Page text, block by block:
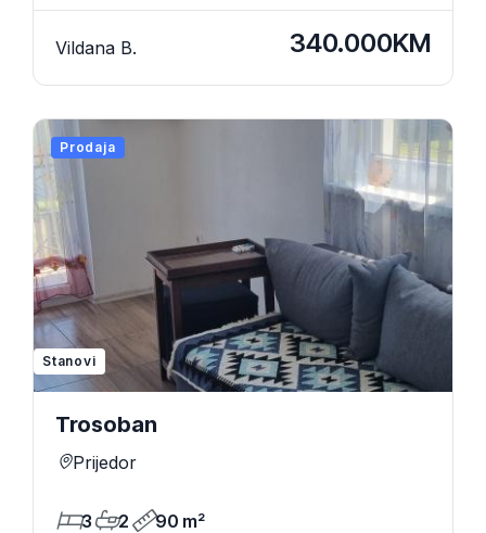
Vildana B. 340.000KM
Prodaja
Stanovi
Trosoban
Prijedor
3 2 90 m²